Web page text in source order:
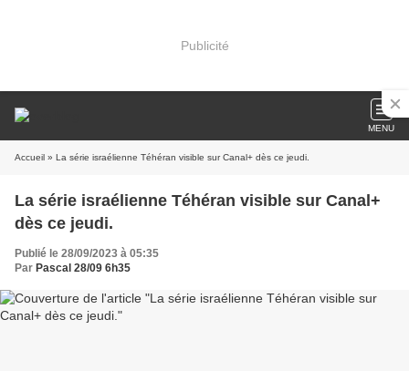
Publicité
MENU
Accueil » La série israélienne Téhéran visible sur Canal+ dès ce jeudi.
La série israélienne Téhéran visible sur Canal+
dès ce jeudi.
Publié le 28/09/2023 à 05:35
Par Pascal 28/09 6h35